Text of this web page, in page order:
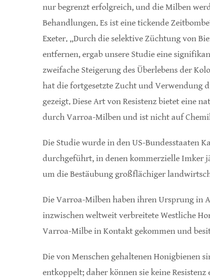
nur begrenzt erfolgreich, und die Milben
Behandlungen. Es ist eine tickende
Exeter. „Durch die selektive Züchtung von
entfernen, ergab unsere Studie eine
zweifache Steigerung des Überlebens der
hat die fortgesetzte Zucht und Verwendung
gezeigt. Diese Art von Resistenz bietet eine
durch Varroa-Milben und ist nicht auf
Die Studie wurde in den US-Bundesstaaten
durchgeführt, in denen kommerzielle Imker
um die Bestäubung großflächiger
Die Varroa-Milben haben ihren Ursprung in
inzwischen weltweit verbreitete Westliche
Varroa-Milbe in Kontakt gekommen und
Die von Menschen gehaltenen Honigbienen
entkoppelt; daher können sie keine